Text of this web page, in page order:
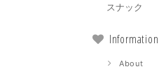
スナック
Information
About